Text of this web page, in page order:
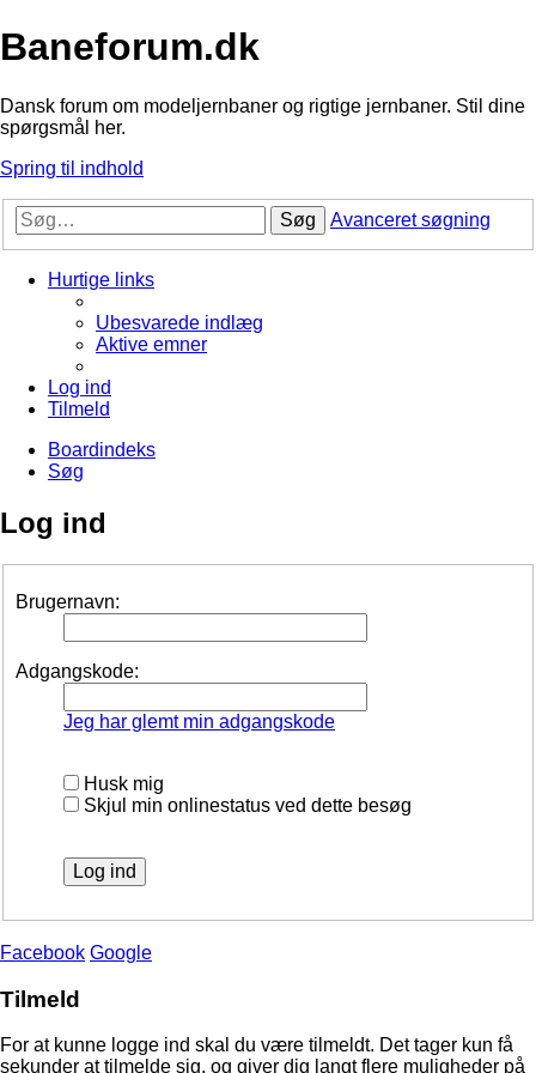
Baneforum.dk
Dansk forum om modeljernbaner og rigtige jernbaner. Stil dine
spørgsmål her.
Spring til indhold
Søg Avanceret søgning
Hurtige links
Ubesvarede indlæg
Aktive emner
Log ind
Tilmeld
Boardindeks
Søg
Log ind
Brugernavn:
Adgangskode:
Jeg har glemt min adgangskode
Husk mig
Skjul min onlinestatus ved dette besøg
Facebook Google
Tilmeld
For at kunne logge ind skal du være tilmeldt. Det tager kun få
sekunder at tilmelde sig, og giver dig langt flere muligheder på